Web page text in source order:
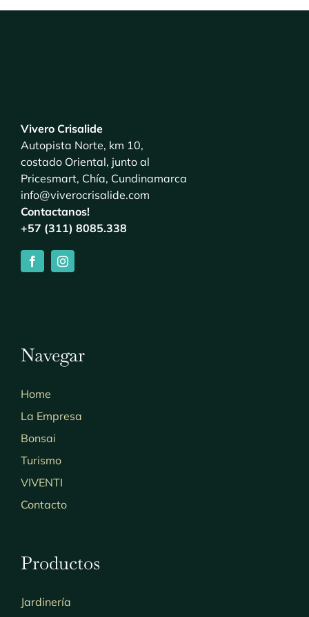
Vivero Crisalide
Autopista Norte, km 10,
costado Oriental, junto al
Pricesmart, Chía, Cundinamarca
info@viverocrisalide.com
Contactanos!
+57 (311) 8085.338
Navegar
Home
La Empresa
Bonsai
Turismo
VIVENTI
Contacto
Productos
Jardinería